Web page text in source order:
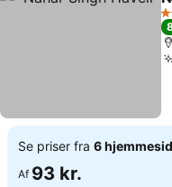
3
Se priser fra 6
Af 93 kr.